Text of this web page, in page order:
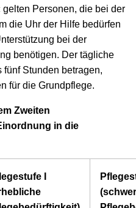
Personen, die bei der
die Uhr der Hilfe bedürfen
bei der
benötigen. Der tägliche
Stunden betragen,
für die Grundpflege.
Zweiten
in die
I